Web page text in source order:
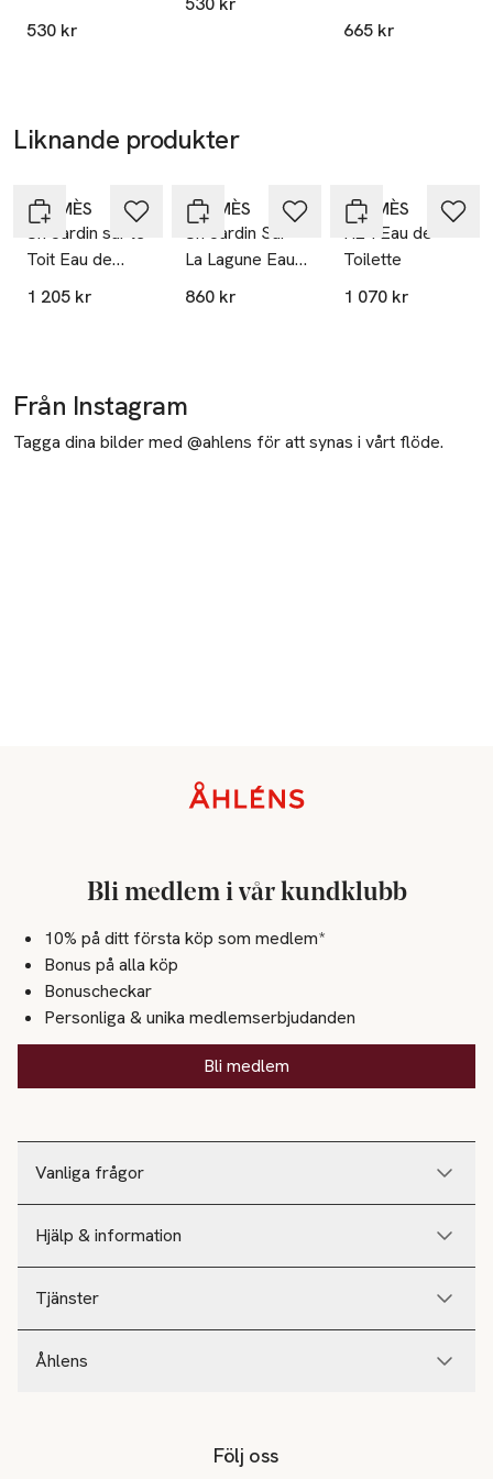
Mobilnummer
530 kr
SPRAY
665 kr
Liknande produkter
HERMÈS
Un Jardin sur le
Toit Eau de
Toilette
1 205 kr
HERMÈS
Un Jardin Sur
La Lagune Eau
de Toilette
860 kr
HERMÈS
H24 Eau de
Toilette
1 070 kr
Från Instagram
Tagga dina bilder med @ahlens för att synas i vårt flöde.
Vanliga frågor
Hjälp & information
Tjänster
Åhlens
Bli medlem i vår kundklubb
10% på ditt första köp som medlem*
Bonus på alla köp
Bonuscheckar
Personliga & unika medlemserbjudanden
Bli medlem
Följ oss